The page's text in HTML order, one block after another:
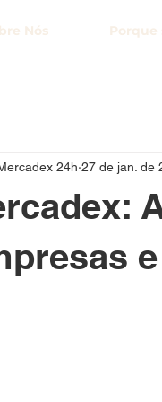
Nós Porque
24h 27 de jan. de